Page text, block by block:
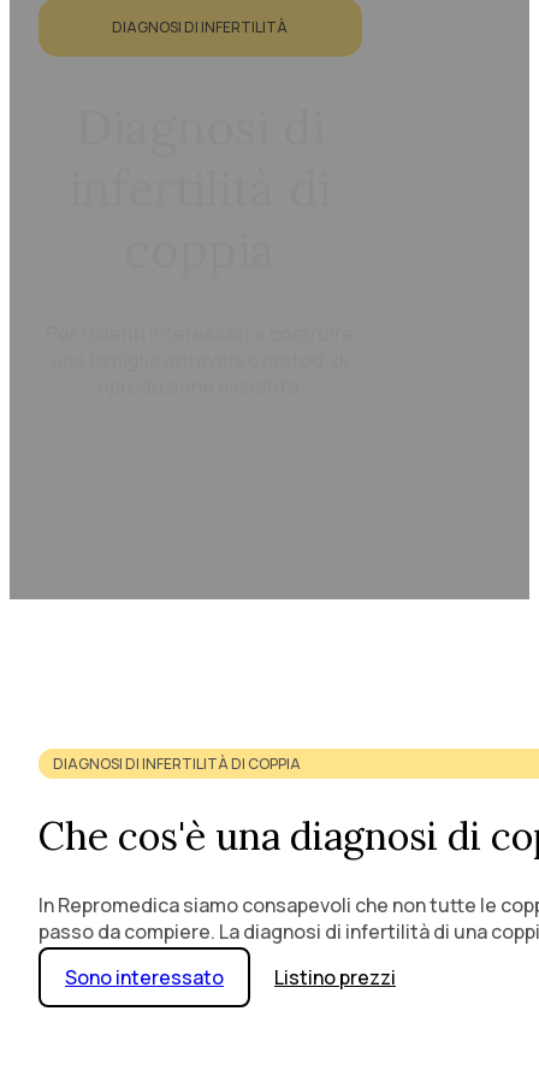
DIAGNOSI DI INFERTILITÀ
DIAGNOSI DI INFERTILITÀ DI COPPIA
Che cos'è una diagnosi di
In Repromedica siamo consapevoli che non tutte le
passo da compiere. La diagnosi di infertilità di una
Sono interessato
Listino prezzi